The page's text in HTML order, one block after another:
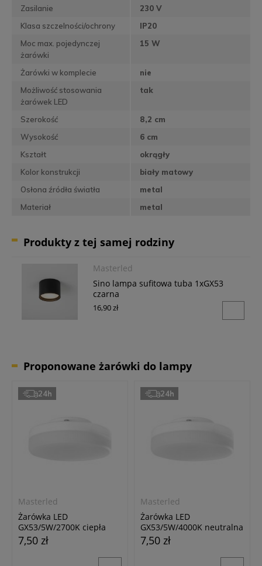
Zasilanie
230 V
Klasa szczelności/ochrony
IP20
Moc max. pojedynczej
żarówki
15 W
Żarówki w komplecie
nie
Możliwość stosowania
żarówek LED
tak
Szerokość
8,2 cm
Wysokość
6 cm
Kształt
okrągły
Kolor konstrukcji
biały matowy
Osłona źródła światła
metal
Materiał
metal
Produkty z tej samej rodziny
Masterled
Sino lampa sufitowa tuba 1xGX53
czarna
16,90 zł
Proponowane żarówki do lampy
Masterled
Żarówka LED
GX53/5W/2700K ciepła
biała
24h
7,50 zł
Masterled
Żarówka LED
GX53/5W/4000K neutralna
biała
24h
7,50 zł